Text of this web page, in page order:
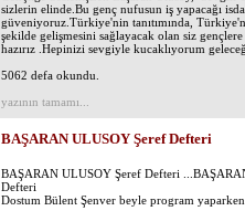
sizlerin elinde.Bu genç nufusun iş yapacağı
güveniyoruz.Türkiye'nin tanıtımında,
şekilde gelişmesini sağlayacak olan siz
hazırız .Hepinizi sevgiyle kucaklıyorum
5062 defa okundu.
yazının tamamı...
BAŞARAN ULUSOY Şeref Defteri
BAŞARAN ULUSOY Şeref Defteri
Defteri
Dostum Bülent Şenver beyle program yaparken